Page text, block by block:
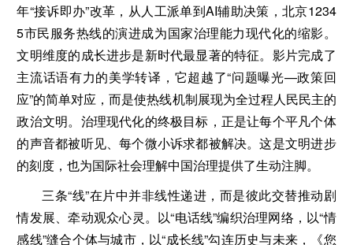
年“接诉即办”改革，从人工派单到AI辅助决策，北京1234
5市民服务热线的演进成为国家治理能力现代化的缩影。
文明维度的成长进步是新时代最显著的特征。影片完成了
主流话语有力的美学转译，它超越了“问题曝光—政策回
应”的简单对应，而是使热线机制展现为全过程人民民主的
政治文明。治理现代化的终极目标，正是让每个平凡个体
的声音都被听见、每个微小诉求都被解决。这是文明进步
的刻度，也为国际社会理解中国治理提供了生动注脚。
三条“线”在片中并非线性递进，而是彼此交替推动剧
情发展、牵动观众心灵。以“电话线”编织治理网络，以“情
感线”缝合个体与城市，以“成长线”勾连历史与未来，《您